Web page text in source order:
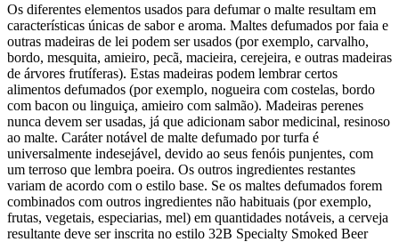
Os diferentes elementos usados para defumar o malte resultam em
características únicas de sabor e aroma. Maltes defumados por faia e
outras madeiras de lei podem ser usados (por exemplo, carvalho,
bordo, mesquita, amieiro, pecã, macieira, cerejeira, e outras madeiras
de árvores frutíferas). Estas madeiras podem lembrar certos
alimentos defumados (por exemplo, nogueira com costelas, bordo
com bacon ou linguiça, amieiro com salmão). Madeiras perenes
nunca devem ser usadas, já que adicionam sabor medicinal, resinoso
ao malte. Caráter notável de malte defumado por turfa é
universalmente indesejável, devido ao seus fenóis punjentes, com
um terroso que lembra poeira. Os outros ingredientes restantes
variam de acordo com o estilo base. Se os maltes defumados forem
combinados com outros ingredientes não habituais (por exemplo,
frutas, vegetais, especiarias, mel) em quantidades notáveis, a cerveja
resultante deve ser inscrita no estilo 32B Specialty Smoked Beer